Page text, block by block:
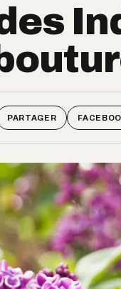
PARTAGER